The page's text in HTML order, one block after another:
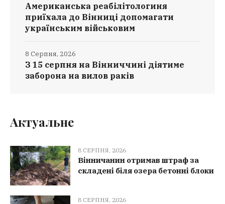
Американська реабілітологиня
приїхала до Вінниці допомагати
українським військовим
З 15 серпня на Вінниччині діятиме
заборона на вилов раків
8 Серпня, 2026
Актуальне
8 СЕРПНЯ, 2026
Вінничанин отримав штраф за
складені біля озера бетонні блоки
8 СЕРПНЯ, 2026